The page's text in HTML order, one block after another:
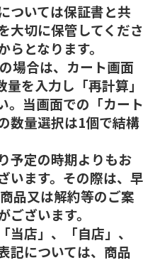
ついては保証書と共
大切に保管してくださ
となります。
場合は、カート画面
を入力し「再計算」
。当画面での「カート
数量選択は1個で結構
予定の時期よりもお
います。その際は、早
品又は解約等のご案
ざいます。
店」、「自店」、
記については、商品